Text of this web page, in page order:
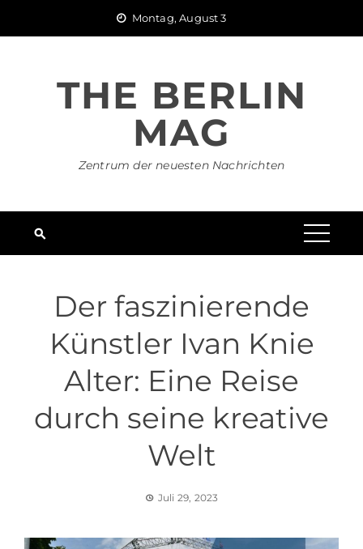
Montag, August 3
THE BERLIN
MAG
Zentrum der neuesten Nachrichten
Der faszinierende
Künstler Ivan Knie
Alter: Eine Reise
durch seine kreative
Welt
Juli 29, 2023